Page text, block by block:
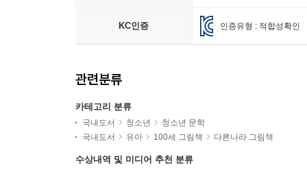
KC인증 인증유형 : 적합성확인
관련분류
카테고리 분류
국내도서 청소년
청소년 문학
국내도서
유아 100세 그림책 다른나라 그림책
수상내역 및 미디어 추천 분류